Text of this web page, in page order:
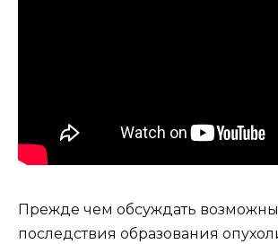
Прежде чем обсуждать
последствия образования